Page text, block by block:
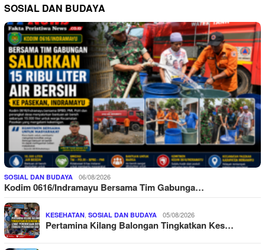
SOSIAL DAN BUDAYA
SOSIAL DAN BUDAYA 06/08/2026
Kodim 0616/Indramayu Bersama Tim Gabunga…
KESEHATAN SOSIAL DAN BUDAYA 05/08/2026
Pertamina Kilang Balongan Tingkatkan Kes…